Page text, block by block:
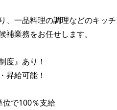
、一品料理の調理などのキッ
補業務をお任せします。
制度』あり！
昇給可能！
で100％支給